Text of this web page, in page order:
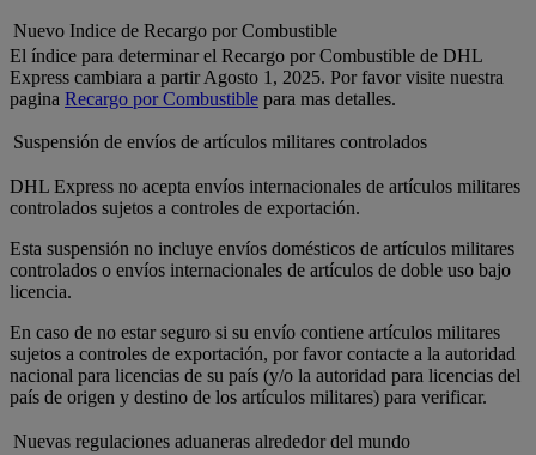
Nuevo Indice de Recargo por Combustible
El índice para determinar el Recargo por Combustible de DHL
Express cambiara a partir Agosto 1, 2025. Por favor visite nuestra
pagina Recargo por Combustible para mas detalles.
Suspensión de envíos de artículos militares controlados
DHL Express no acepta envíos internacionales de artículos militares
controlados sujetos a controles de exportación.
Esta suspensión no incluye envíos domésticos de artículos militares
controlados o envíos internacionales de artículos de doble uso bajo
licencia.
En caso de no estar seguro si su envío contiene artículos militares
sujetos a controles de exportación, por favor contacte a la autoridad
nacional para licencias de su país (y/o la autoridad para licencias del
país de origen y destino de los artículos militares) para verificar.
Nuevas regulaciones aduaneras alrededor del mundo